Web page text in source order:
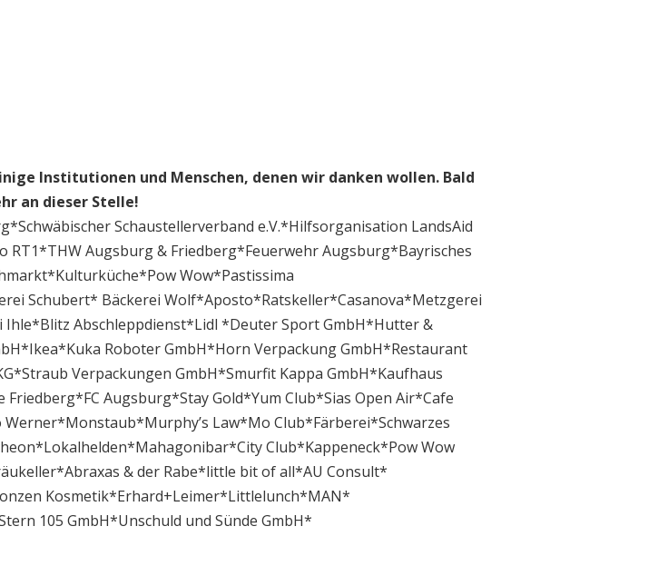
Institutionen und Menschen, denen wir danken wollen. Bald
an dieser Stelle!
Schaustellerverband e.V.*Hilfsorganisation LandsAid
RT1*THW Augsburg & Friedberg*Feuerwehr Augsburg*Bayrisches
Wow*Pastissima
Schubert* Bäckerei Wolf*Aposto*Ratskeller*Casanova*Metzgerei
Abschleppdienst*Lidl *Deuter Sport GmbH*Hutter &
Roboter GmbH*Horn Verpackung GmbH*Restaurant
Verpackungen GmbH*Smurfit Kappa GmbH*Kaufhaus
Augsburg*Stay Gold*Yum Club*Sias Open Air*Cafe
Law*Mo Club*Färberei*Schwarzes
Club*Kappeneck*Pow Wow
& der Rabe*little bit of all*AU Consult*
Kosmetik*Erhard+Leimer*Littlelunch*MAN*
105 GmbH*Unschuld und Sünde GmbH*